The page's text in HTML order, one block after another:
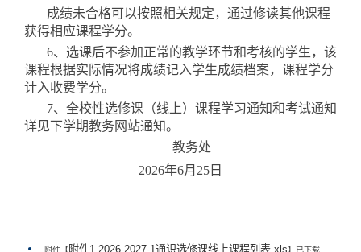
成绩未合格可以按照相关规定，通过修读其他课程
获得相应课程学分。
6、选课后不参加正常的教学环节和考核的学生，该
课程根据实际情况将成绩记入学生成绩档案，课程学分
计入收费学分。
7、全校性选修课（线上）课程学习通知和考试通知
详见下学期教务网站通知。
教务处
2026年6月 25 日
附件【 附件1 2026-2027-1通识选修课线上课程列表.xls】已下载